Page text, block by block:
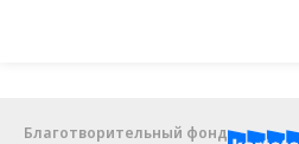
Благотворительный фонд